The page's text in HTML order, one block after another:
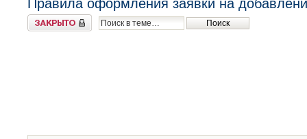
Правила оформления заявки на
Закрыто